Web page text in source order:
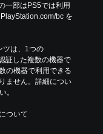
一部はPS5では利用
bc を
ツは、1つの
証した複数の機器で
の機器で利用できる
ません。詳細につい
。
ついて